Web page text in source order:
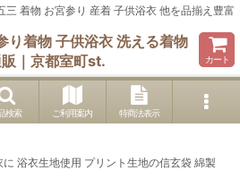
着物 お宮参り 産着 子供浴衣 他を品揃え豊富
り着物 子供浴衣 洗える着物
｜京都室町st.
カート
検索 ご利用案内 特商法表示
浴衣生地使用 プリント生地の信玄袋 綿製